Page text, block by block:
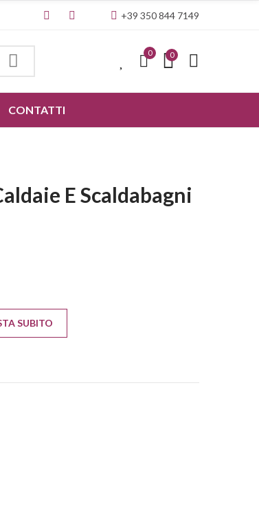
+39 350 844 7149
0 0
CONTATTI
E Scaldabagni
SUBITO